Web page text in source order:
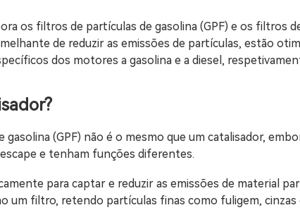
os filtros de partículas de gasolina (GPF) e os filtros
de reduzir as emissões de partículas, estão
dos motores a gasolina e a diesel,
(GPF) não é o mesmo que um catalisador,
e tenham funções diferentes.
para captar e reduzir as emissões de material
um filtro, retendo partículas finas como fuligem, cinzas